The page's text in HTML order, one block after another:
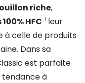
riche,
HFC 1 leur
à celle de produits
Dans sa
est parfaite
à